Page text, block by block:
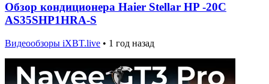
Обзор кондиционера Haier Stellar HP -20C
AS35SHP1HRA-S
Видеообзоры iXBT.live • 1 год назад